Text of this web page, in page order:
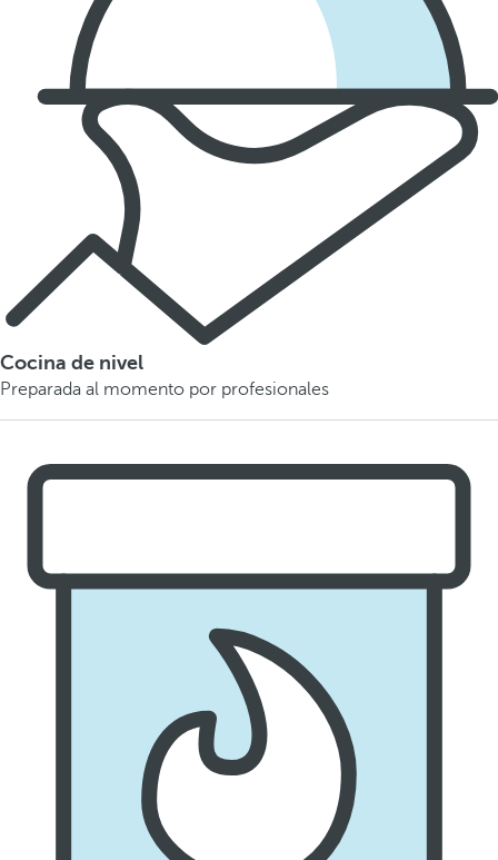
Cocina de nivel
Preparada al momento por profesionales